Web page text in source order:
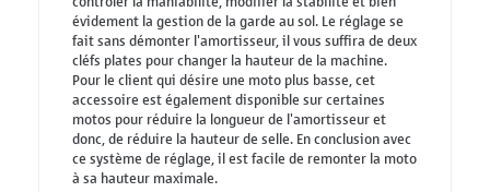
évidement la gestion de la garde au sol. Le réglage se
fait sans démonter l'amortisseur, il vous suffira de deux
cléfs plates pour changer la hauteur de la machine.
Pour le client qui désire une moto plus basse, cet
accessoire est également disponible sur certaines
motos pour réduire la longueur de l'amortisseur et
donc, de réduire la hauteur de selle. En conclusion avec
ce système de réglage, il est facile de remonter la moto
à sa hauteur maximale.